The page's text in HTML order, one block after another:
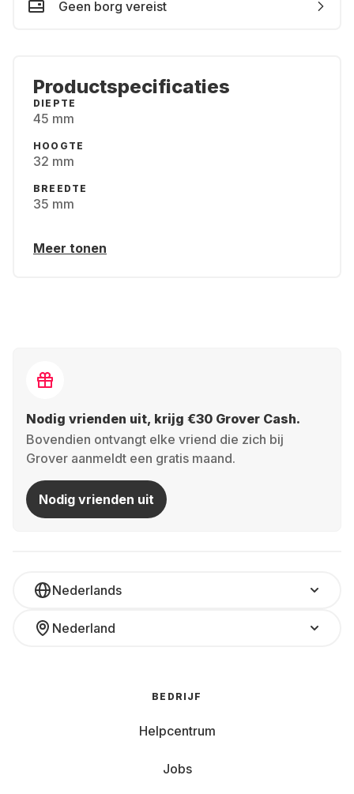
Geen borg vereist
Productspecificaties
DIEPTE
45 mm
HOOGTE
32 mm
BREEDTE
35 mm
Meer tonen
Nodig vrienden uit, krijg €30 Grover Cash.
Bovendien ontvangt elke vriend die zich bij
Grover aanmeldt een gratis maand.
Nodig vrienden uit
Nederlands
Nederland
BEDRIJF
Helpcentrum
Jobs